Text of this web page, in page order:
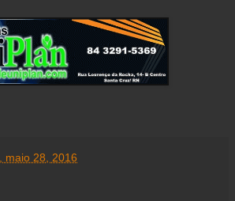
maio 28, 2016